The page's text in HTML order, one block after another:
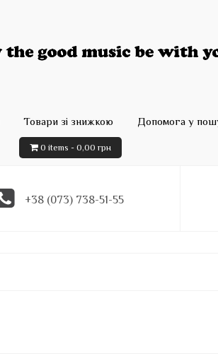
Товари зі знижкою Допомога у
0 items - 0,00 грн
+38 (073) 738-51-55